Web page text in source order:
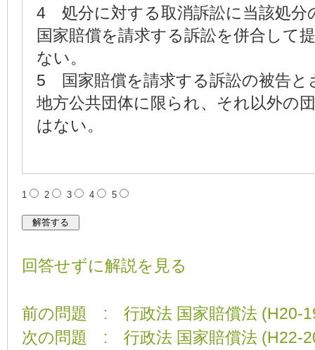
4 処分に対する取消訴訟に当該処分
国家賠償を請求する訴訟を併合して
ない。
5 国家賠償を請求する訴訟の被告と
地方公共団体に限られ、それ以外の
はない。
1 2 3 4 5
回答せずに解説を見る
前の問題 : 行政法 国家賠償法 (H20-
次の問題 : 行政法 国家賠償法 (H22-